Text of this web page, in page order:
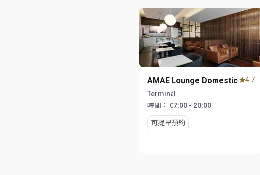
AMAE Lounge Domestic
Terminal
時間：
07:00 - 20:00
可提早預約
4.7